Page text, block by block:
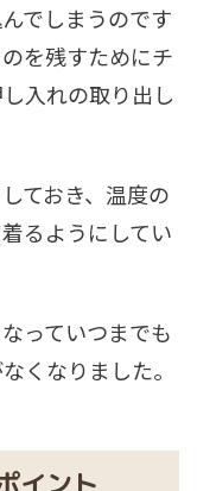
でしまうのです
を残すためにチ
入れの取り出し
ておき、温度の
るようにしてい
っていつまでも
くなりました。
イント